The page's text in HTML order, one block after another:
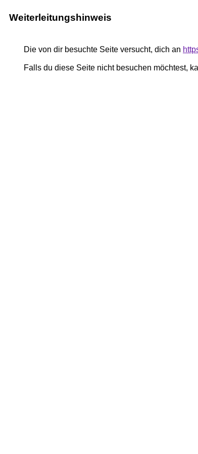
Weiterleitungshinweis
Die von dir besuchte Seite versucht, dich an
Falls du diese Seite nicht besuchen möchtest,